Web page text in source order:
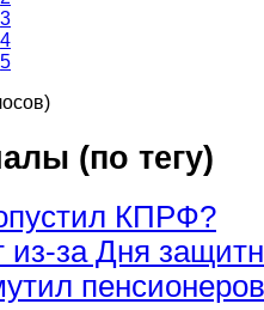
3
4
5
(по тегу)
КПРФ?
за Дня